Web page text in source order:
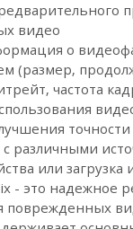
видео
о
(размер,
частота
точности
различными
или
- это надежное
поврежденных